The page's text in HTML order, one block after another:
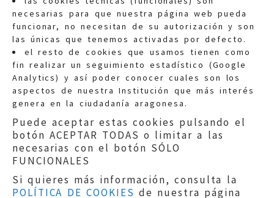
necesarias para que nuestra página web pueda
funcionar, no necesitan de su autorización y son
las únicas que tenemos activadas por defecto.
el resto de cookies que usamos tienen como
fin realizar un seguimiento estadístico (Google
Analytics) y así poder conocer cuales son los
aspectos de nuestra Institución que más interés
genera en la ciudadanía aragonesa.
Puede aceptar estas cookies pulsando el
botón ACEPTAR TODAS o limitar a las
necesarias con el botón SÓLO
FUNCIONALES
Si quieres más información, consulta la
POLÍTICA DE COOKIES de nuestra página
Quejas:quejas@eljusticiadearagon.es
Información general:
informacion@eljusticiadearagon.es
Teléfonos:900 210 210/